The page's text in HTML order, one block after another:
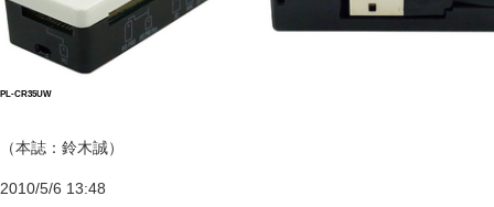
PL-CR35UW
（本誌：鈴木誠）
2010/5/6 13:48